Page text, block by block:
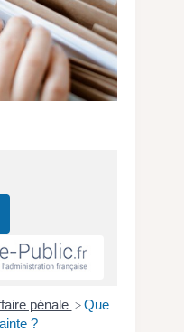
pénale > Que
?